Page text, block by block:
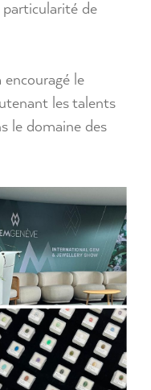
de
le
les talents
le domaine des